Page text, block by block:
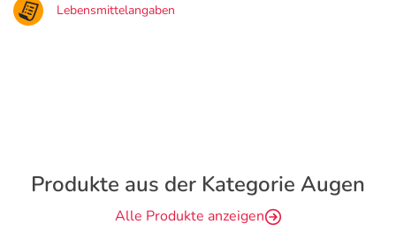
Lebensmittelangaben
Produkte aus der Kategorie Augen
Alle Produkte anzeigen